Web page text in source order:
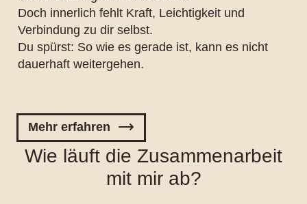
Doch innerlich fehlt Kraft, Leichtigkeit und
Verbindung zu dir selbst.
Du spürst: So wie es gerade ist, kann es nicht
dauerhaft weitergehen.
Mehr erfahren
Wie läuft die Zusammenarbeit
mit mir ab?